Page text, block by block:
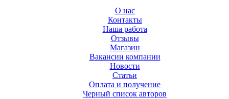
О нас
Контакты
Наша работа
Отзывы
Магазин
Вакансии компании
Новости
Статьи
Оплата и получение
Черный список авторов